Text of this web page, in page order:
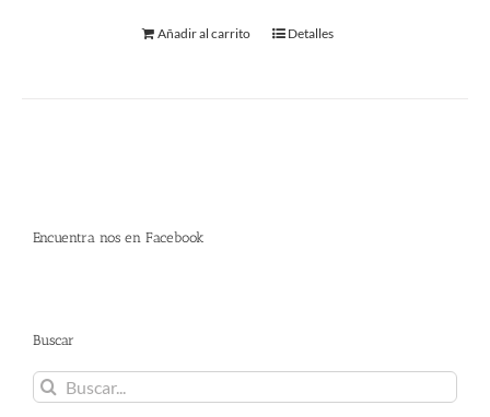
Añadir al carrito Detalles
Encuentra nos en Facebook
Buscar
Buscar: